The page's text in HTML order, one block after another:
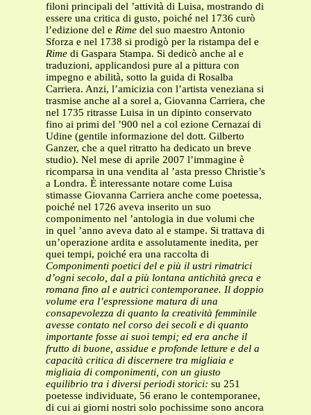
filoni principali del ’attività di Luisa, mostrando di
essere una critica di gusto, poiché nel 1736 curò
l’edizione del e Rime del suo maestro Antonio
Sforza e nel 1738 si prodigò per la ristampa del e
Rime di Gaspara Stampa. Si dedicò anche al e
traduzioni, applicandosi pure al a pittura con
impegno e abilità, sotto la guida di Rosalba
Carriera. Anzi, l’amicizia con l’artista veneziana si
trasmise anche al a sorel a, Giovanna Carriera, che
nel 1735 ritrasse Luisa in un dipinto conservato
fino ai primi del ’900 nel a col ezione Cernazai di
Udine (gentile informazione del dott. Gilberto
Ganzer, che a quel ritratto ha dedicato un breve
studio). Nel mese di aprile 2007 l’immagine è
ricomparsa in una vendita al ’asta presso Christie’s
a Londra. È interessante notare come Luisa
stimasse Giovanna Carriera anche come poetessa,
poiché nel 1726 aveva inserito un suo
componimento nel ’antologia in due volumi che
in quel ’anno aveva dato al e stampe. Si trattava di
un’operazione ardita e assolutamente inedita, per
quei tempi, poiché era una raccolta di
Componimenti poetici del e più il ustri rimatrici
d’ogni secolo, dal a più lontana antichità greca e
romana fino al e autrici contemporanee. Il doppio
volume era l’espressione matura di una
consapevolezza di quanto la creatività femminile
avesse contato nel corso dei secoli e di quanto
importante fosse ai suoi tempi; ed era anche il
frutto di buone, assidue e profonde letture e del a
capacità critica di discernere tra migliaia e
migliaia di componimenti, con un giusto
equilibrio tra i diversi periodi storici: su 251
poetesse individuate, 56 erano le contemporanee,
di cui ai giorni nostri solo pochissime sono ancora